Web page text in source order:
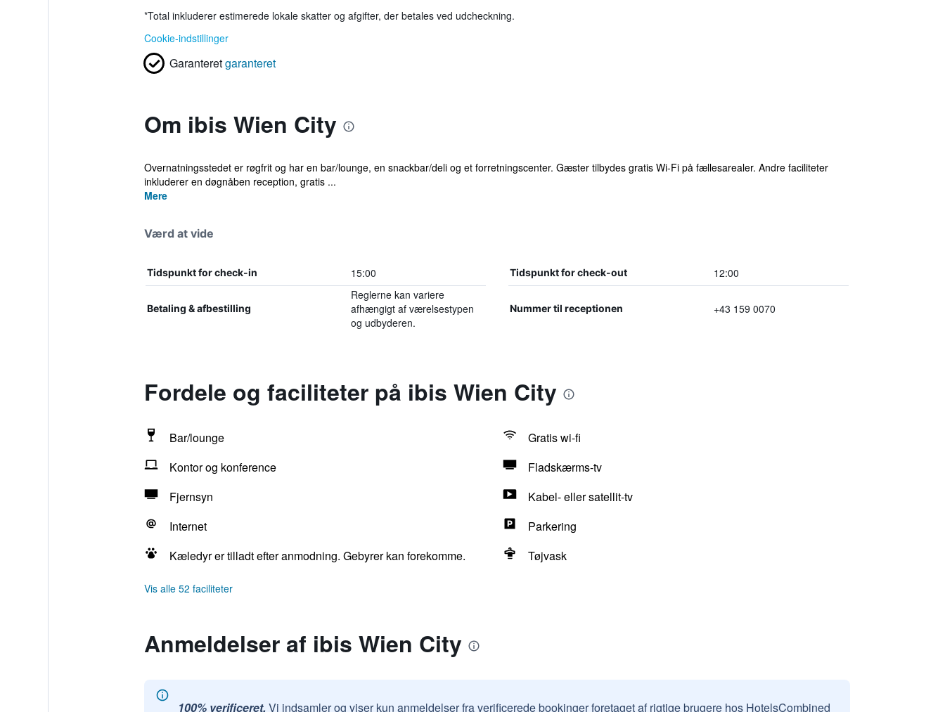
*Total inkluderer estimerede lokale skatter og afgifter, der betales ved udcheckning.
Cookie-indstillinger
Garanteretgaranteret
Om ibis Wien City
Overnatningsstedet er røgfrit og har en bar/lounge, en snackbar/deli og et forretningscenter. Gæster tilbydes gratis Wi-Fi på fællesarealer. Andre faciliteter
inkluderer en døgnåben reception, gratis ...
Mere
Værd at vide
Tidspunkt for check-in 15:00 Tidspunkt for check-out 12:00
Betaling & afbestilling
Reglerne kan variere
afhængigt af værelsestypen
og udbyderen.
Nummer til receptionen +43 159 0070
Fordele og faciliteter på ibis Wien City
Bar/lounge
Gratis wi-fi
Kontor og konference
Fladskærms-tv
Fjernsyn
Kabel- eller satellit-tv
Internet
Parkering
Kæledyr er tilladt efter anmodning. Gebyrer kan forekomme.
Tøjvask
Vis alle 52 faciliteter
Anmeldelser af ibis Wien City
100% verificeret. Vi indsamler og viser kun anmeldelser fra verificerede bookinger foretaget af rigtige brugere hos HotelsCombined